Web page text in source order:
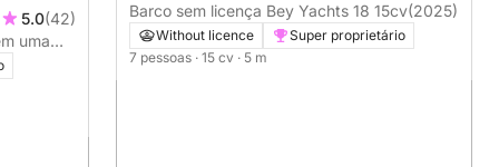
5.0(42)
uma
Barco sem licença Bey Yachts 18 15cv(2025)
Without licence
Super proprietário
7 pessoas · 15 cv · 5 m